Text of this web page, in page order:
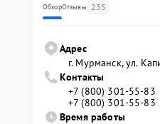
ОбзорОтзывы 235
Адрес
г. Мурманск, ул.
Контакты
+7 (800) 301-55-83
+7 (800) 301-55-83
Время работы